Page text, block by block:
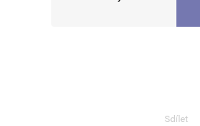
Sdílet